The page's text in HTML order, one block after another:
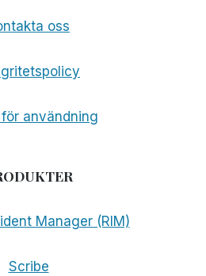
oss
användning
Manager (RIM)
Scribe